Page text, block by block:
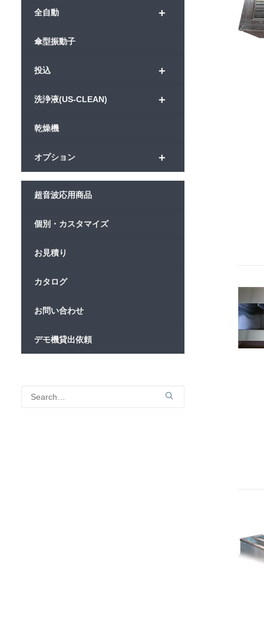
+
全自動
傘型振動子
+
投込
+
洗浄液(US-CLEAN)
乾燥機
+
オプション
超音波応用商品
個別・カスタマイズ
お見積り
カタログ
お問い合わせ
デモ機貸出依頼